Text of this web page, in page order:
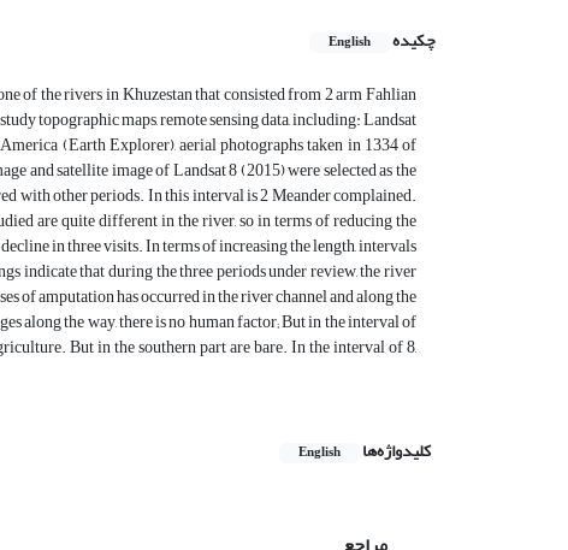
چکیده
English
of the rivers in Khuzestan that consisted from 2 arm Fahlian
topographic maps, remote sensing data, including: Landsat
(Earth Explorer), aerial photographs taken in 1334 of
and satellite image of Landsat 8 (2015) were selected as the
with other periods. In this interval is 2 Meander complained.
are quite different in the river, so in terms of reducing the
in three visits. In terms of increasing the length, intervals
indicate that during the three periods under review, the river
of amputation has occurred in the river channel and along the
along the way, there is no human factor; But in the interval of
But in the southern part are bare. In the interval of 8,
کلیدواژه‌ها English